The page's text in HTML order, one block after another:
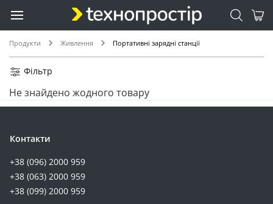
Продукти Живлення Портативні зарядні станції
Фільтр
Не знайдено жодного товару
Контакти
+38 (096) 2000 959
+38 (063) 2000 959
+38 (099) 2000 959